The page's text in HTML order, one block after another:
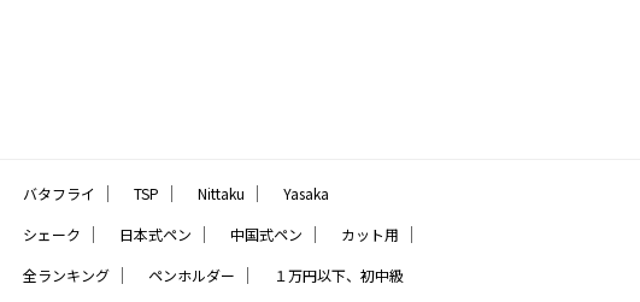
バタフライ ｜ TSP ｜ Nittaku ｜ Yasaka
シェーク ｜ 日本式ペン ｜ 中国式ペン ｜ カット用 ｜
全ランキング ｜ ペンホルダー ｜ １万円以下、初中級